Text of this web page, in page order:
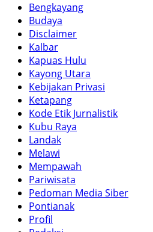
Bengkayang
Budaya
Disclaimer
Kalbar
Kapuas Hulu
Kayong Utara
Kebijakan Privasi
Ketapang
Kode Etik Jurnalistik
Kubu Raya
Landak
Melawi
Mempawah
Pariwisata
Pedoman Media Siber
Pontianak
Profil